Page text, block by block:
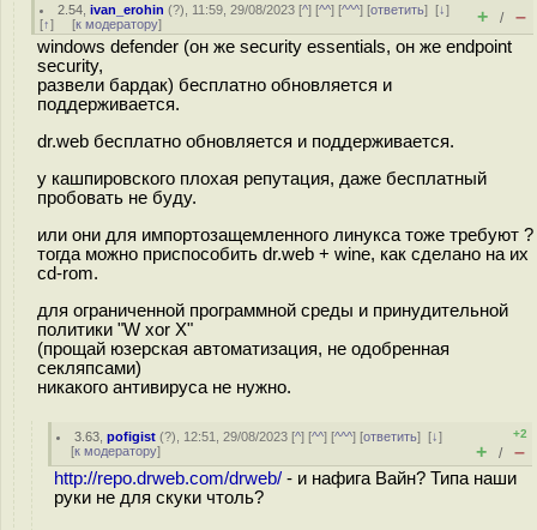
2.54 ,ivan_erohin (?), 11:59, 29/08/2023 [^] [^^] [^^^] [ответить][↓]
[↑] [к модератору] + / –
windows defender (он же security essentials, он же endpoint
security,
развели бардак) бесплатно обновляется и
поддерживается.
dr.web бесплатно обновляется и поддерживается.
у кашпировского плохая репутация, даже бесплатный
пробовать не буду.
или они для импортозащемленного линукса тоже требуют ?
тогда можно приспособить dr.web + wine, как сделано на их
cd-rom.
для ограниченной программной среды и принудительной
политики "W xor X"
(прощай юзерская автоматизация, не одобренная
секляпсами)
никакого антивируса не нужно.
3.63 ,pofigist (?), 12:51, 29/08/2023 [^] [^^] [^^^] [ответить][↓]
[к модератору]
+2
+ / –
http://repo.drweb.com/drweb/ - и нафига Вайн? Типа наши
руки не для скуки чтоль?